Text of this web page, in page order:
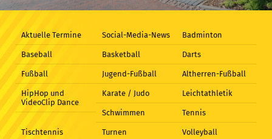
Aktuelle Termine Social-Media-News Badminton
Baseball Basketball Darts
Fußball Jugend-Fußball Altherren-Fußball
HipHop und
VideoClip Dance
Karate / Judo Leichtathletik
Schwimmen Tennis
Tischtennis Turnen Volleyball